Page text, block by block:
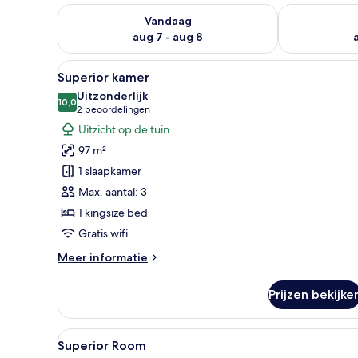
Vandaag
aug 7 - aug 8
De beschikbaarheid controleren voor vanavond aug
De
Alle
foto's
voor
Superior
kamer
laden
Een ruime kamer met een
17
Superior kamer
10,010,0 van 10
Uitzonderlijk
2 beoordelingen
(2
beoordelingen)
Uitzicht op de tuin
97 m²
1 slaapkamer
Max. aantal: 3
1 kingsize bed
Gratis wifi
Meer informatie
Meer
kamer
Prijzen
Alle
Een kamer met houten
7
Superior Room